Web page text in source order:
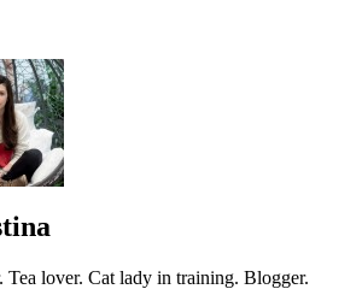
lover. Cat lady in training. Blogger.